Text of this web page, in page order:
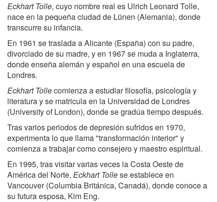
Eckhart Tolle, cuyo nombre real es Ulrich Leonard Tolle,
nace en la pequeña ciudad de Lünen (Alemania), donde
transcurre su infancia.
En 1961 se traslada a Alicante (España) con su padre,
divorciado de su madre, y en 1967 se muda a Inglaterra,
donde enseña alemán y español en una escuela de
Londres.
Eckhart Tollecomienza a estudiar filosofía, psicología y
literatura y se matricula en la Universidad de Londres
(University of London), donde se gradúa tiempo después.
Tras varios periodos de depresión sufridos en 1970,
experimenta lo que llama "transformación interior" y
comienza a trabajar como consejero y maestro espiritual.
En 1995, tras visitar varias veces la Costa Oeste de
América del Norte, Eckhart Tollese establece en
Vancouver (Columbia Británica, Canadá), donde conoce a
su futura esposa, Kim Eng.